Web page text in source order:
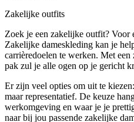
Zakelijke outfits
Zoek je een zakelijke outfit? Voor
Zakelijke dameskleding kan je
carrièredoelen te werken. Met
pak zul je alle ogen op je gericht
Er zijn veel opties om uit te
maar representatief. De keuze
werkomgeving en waar je je
naar bij jou passende zakelijke